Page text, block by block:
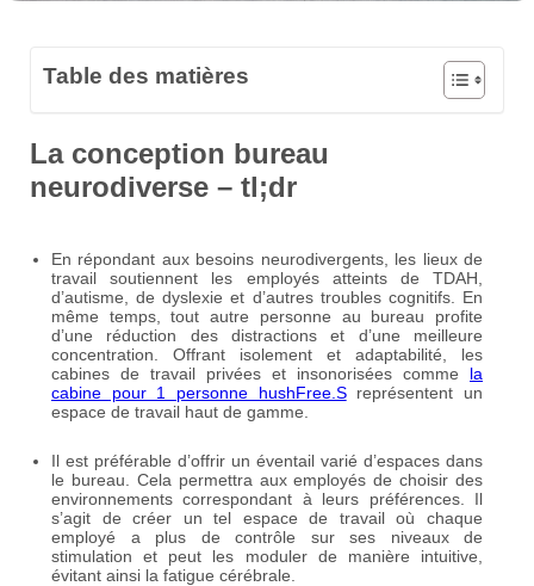
Table des matières
La conception bureau
neurodiverse – tl;dr
En répondant aux besoins neurodivergents, les lieux de
travail soutiennent les employés atteints de TDAH,
d’autisme, de dyslexie et d’autres troubles cognitifs. En
même temps, tout autre personne au bureau profite
d’une réduction des distractions et d’une meilleure
concentration. Offrant isolement et adaptabilité, les
cabines de travail privées et insonorisées comme la
cabine pour 1 personne hushFree.Sreprésentent un
espace de travail haut de gamme.
Il est préférable d’offrir un éventail varié d’espaces dans
le bureau. Cela permettra aux employés de choisir des
environnements correspondant à leurs préférences. Il
s’agit de créer un tel espace de travail où chaque
employé a plus de contrôle sur ses niveaux de
stimulation et peut les moduler de manière intuitive,
évitant ainsi la fatigue cérébrale.